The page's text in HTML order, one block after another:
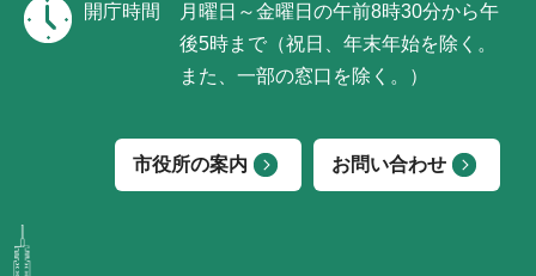
開庁時間
月曜日～金曜日の午前8時30分から午
後5時まで（祝日、年末年始を除く。
また、一部の窓口を除く。）
市役所の案内 お問い合わせ